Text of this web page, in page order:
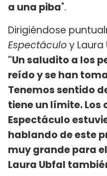
a una piba".
Dirigiéndose
Espectáculoy Laura
"Un saludito a los
reído y se han
Tenemos sentido
tiene un límite. Los
Espectáculo
hablando de este
muy grande para
Laura Ubfal